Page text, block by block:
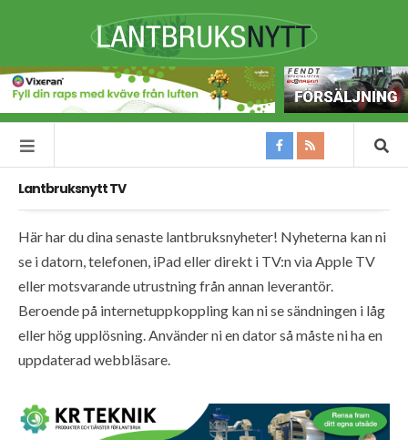
Lantbruksnytt TV
Här har du dina senaste lantbruksnyheter! Nyheterna kan ni
se i datorn, telefonen, iPad eller direkt i TV:n via Apple TV
eller motsvarande utrustning från annan leverantör.
Beroende på internetuppkoppling kan ni se sändningen i låg
eller hög upplösning. Använder ni en dator så måste ni ha en
uppdaterad webbläsare.